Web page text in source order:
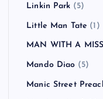
Linkin Park (5)
Little Man Tate (1)
MAN WITH A
Mando Diao (5)
Manic Street